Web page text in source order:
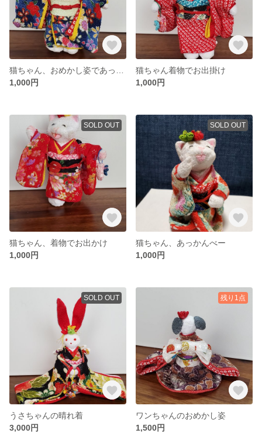
1,000円
猫ちゃん着物でお出掛け
1,000円
SOLD OUT
猫ちゃん、着物でお出かけ
1,000円
SOLD OUT
猫ちゃん、あっかんべー
1,000円
SOLD OUT
うさちゃんの晴れ着
3,000円
残り1点
ワンちゃんのおめかし姿
1,500円